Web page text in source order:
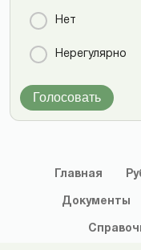
Нет
Нерегулярно
Голосовать
Главная
Документы